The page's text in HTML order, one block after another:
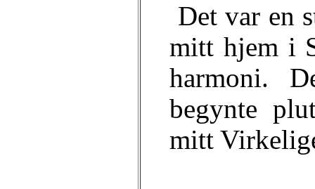
Det var en
mitt hjem i
harmoni.
begynte
mitt